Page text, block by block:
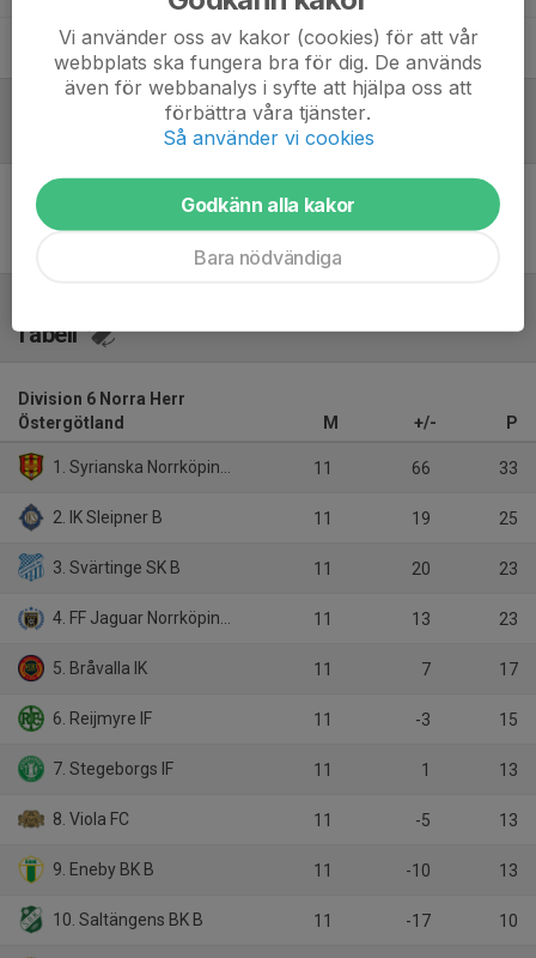
Markus Fredriksson Tränare
Inget referat skrivet
Tabell
Division 6 Norra Herr
Östergötland
M +/- P
1. Syrianska Norrköping IK 11 66 33
2. IK Sleipner B 11 19 25
3. Svärtinge SK B 11 20 23
4. FF Jaguar Norrköping B 11 13 23
5. Bråvalla IK 11 7 17
6. Reijmyre IF 11 -3 15
7. Stegeborgs IF 11 1 13
8. Viola FC 11 -5 13
9. Eneby BK B 11 -10 13
10. Saltängens BK B 11 -17 10
Vi använder oss av kakor (cookies) för att vår
webbplats ska fungera bra för dig. De används
även för webbanalys i syfte att hjälpa oss att
förbättra våra tjänster.
Så använder vi cookies
Godkänn alla kakor
Bara nödvändiga